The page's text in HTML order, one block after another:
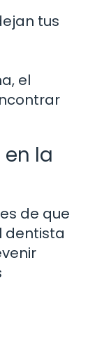
tus
el
la
de que
dentista